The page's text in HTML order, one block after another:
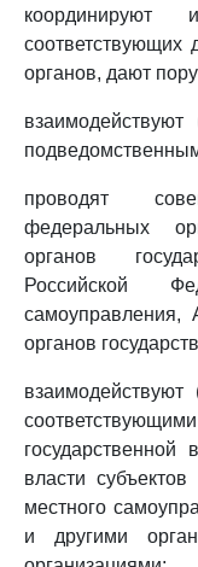
координируют
соответствующих
органов, дают
проводят
федеральных
органов
Российской
самоуправления,
органов
государственной
власти
местного
и другими